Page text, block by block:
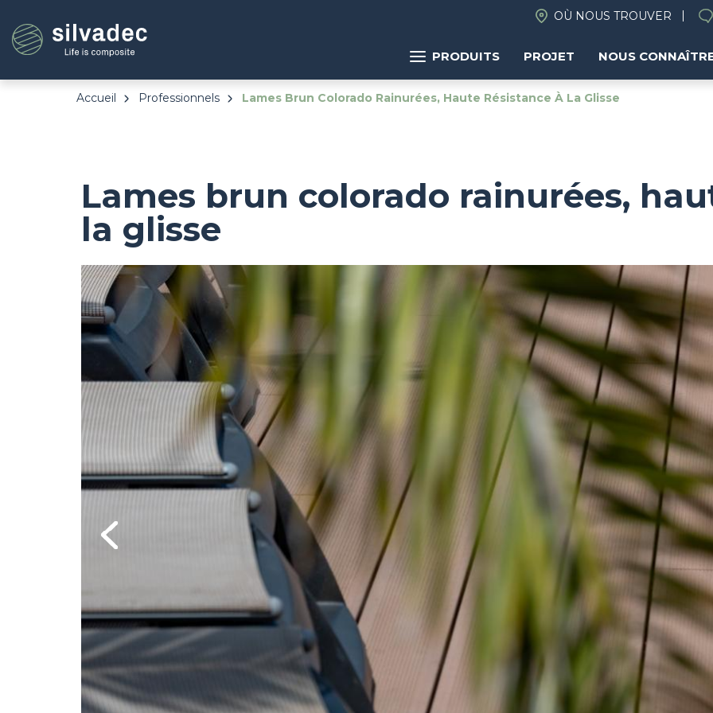
au
contenu
principal
OÙ NOUS TROUVER
PRODUITS PROJET NOUS
Accueil Professionnels Lames Brun Colorado Rainurées, Haute Résistance À La Glisse
Lames brun colorado rainurées,
la glisse
Previous
Image